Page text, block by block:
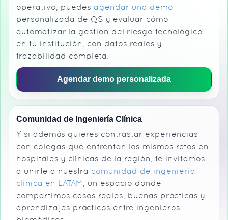
operativo, puedes agendar una demo
personalizada de QS y evaluar cómo
automatizar la gestión del riesgo tecnológico
en tu institución, con datos reales y
trazabilidad completa.
Agendar demo personalizada
Comunidad de Ingeniería Clínica
Y si además quieres contrastar experiencias
con colegas que enfrentan los mismos retos en
hospitales y clínicas de la región, te invitamos
a unirte a nuestra comunidad de ingeniería
clínica en LATAM
, un espacio donde
compartimos casos reales, buenas prácticas y
aprendizajes prácticos entre ingenieros